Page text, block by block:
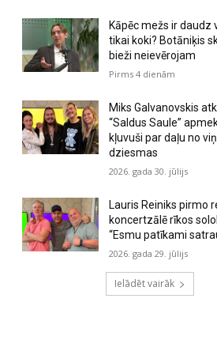
Kāpēc mežs ir daudz
tikai koki? Botāniķis
bieži neievērojam
Pirms 4 dienām
Miks Galvanovskis
“Saldus Saule”
kļuvuši par daļu no
dziesmas
2026. gada 30. jūlijs
Lauris Reiniks pirmo
koncertzālē rīkos
“Esmu patīkami
2026. gada 29. jūlijs
Ielādēt vairāk